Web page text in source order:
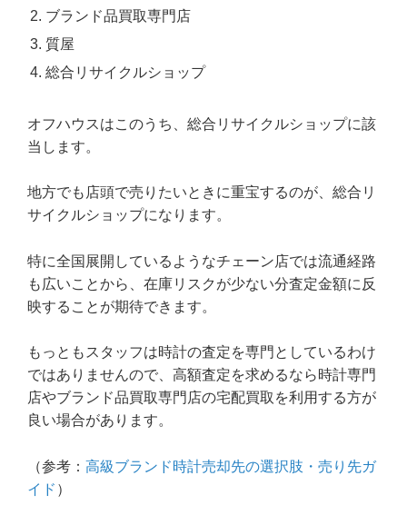
ブランド品買取専門店
質屋
総合リサイクルショップ
オフハウスはこのうち、総合リサイクルショップに該
当します。
地方でも店頭で売りたいときに重宝するのが、総合リ
サイクルショップになります。
特に全国展開しているようなチェーン店では流通経路
も広いことから、在庫リスクが少ない分査定金額に反
映することが期待できます。
もっともスタッフは時計の査定を専門としているわけ
ではありませんので、高額査定を求めるなら時計専門
店やブランド品買取専門店の宅配買取を利用する方が
良い場合があります。
（参考： 高級ブランド時計売却先の選択肢・売り先ガ
イド ）